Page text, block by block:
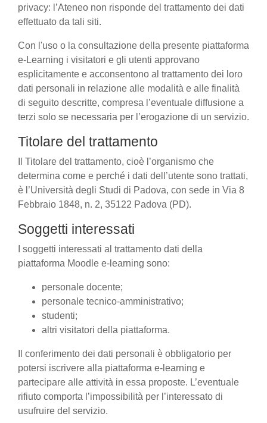
privacy: l’Ateneo non risponde del trattamento dei dati
effettuato da tali siti.
Con l'uso o la consultazione della presente piattaforma
e-Learning i visitatori e gli utenti approvano
esplicitamente e acconsentono al trattamento dei loro
dati personali in relazione alle modalità e alle finalità
di seguito descritte, compresa l’eventuale diffusione a
terzi solo se necessaria per l’erogazione di un servizio.
Titolare del trattamento
Il Titolare del trattamento, cioè l’organismo che
determina come e perché i dati dell’utente sono trattati,
è l’Università degli Studi di Padova, con sede in Via 8
Febbraio 1848, n. 2, 35122 Padova (PD).
Soggetti interessati
I soggetti interessati al trattamento dati della
piattaforma Moodle e-learning sono:
personale docente;
personale tecnico-amministrativo;
studenti;
altri visitatori della piattaforma.
Il conferimento dei dati personali è obbligatorio per
potersi iscrivere alla piattaforma e-learning e
partecipare alle attività in essa proposte. L’eventuale
rifiuto comporta l’impossibilità per l’interessato di
usufruire del servizio.